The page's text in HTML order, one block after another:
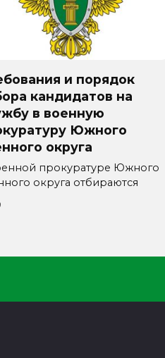
и порядок
кандидатов на
в военную
Южного
округа
прокуратуре Южного
округа отбираются